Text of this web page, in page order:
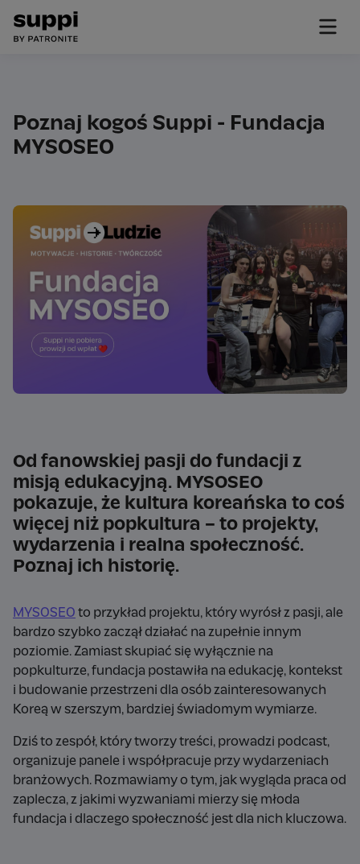
Poznaj kogoś Suppi - Fundacja
MYSOSEO
Od fanowskiej pasji do fundacji z
misją edukacyjną. MYSOSEO
pokazuje, że kultura koreańska to coś
więcej niż popkultura – to projekty,
wydarzenia i realna społeczność.
Poznaj ich historię.
MYSOSEO to przykład projektu, który wyrósł z pasji, ale
bardzo szybko zaczął działać na zupełnie innym
poziomie. Zamiast skupiać się wyłącznie na
popkulturze, fundacja postawiła na edukację, kontekst
i budowanie przestrzeni dla osób zainteresowanych
Koreą w szerszym, bardziej świadomym wymiarze.
Dziś to zespół, który tworzy treści, prowadzi podcast,
organizuje panele i współpracuje przy wydarzeniach
branżowych. Rozmawiamy o tym, jak wygląda praca od
zaplecza, z jakimi wyzwaniami mierzy się młoda
fundacja i dlaczego społeczność jest dla nich kluczowa.